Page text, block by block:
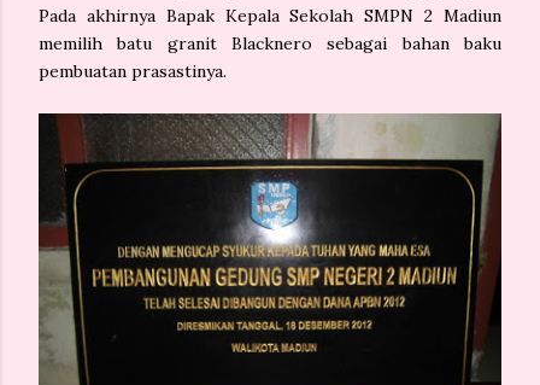
Pada akhirnya Bapak Kepala Sekolah SMPN 2 Madiun
memilih batu granit Blacknero sebagai bahan baku
pembuatan prasastinya.